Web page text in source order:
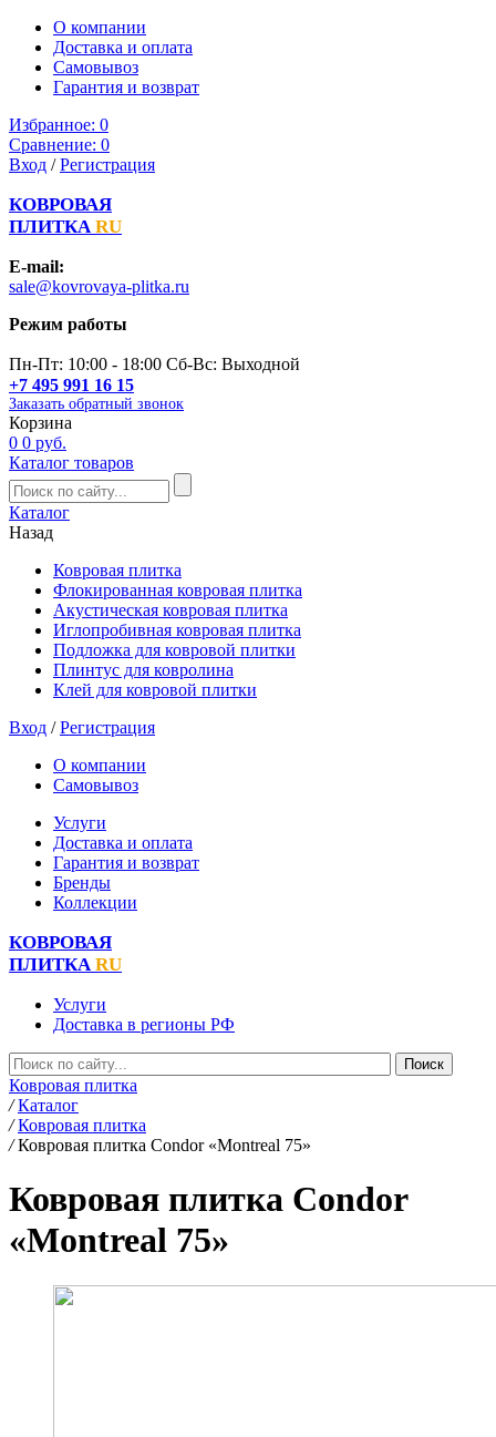
О компании
Доставка и оплата
Самовывоз
Гарантия и возврат
Избранное: 0
Сравнение: 0
Вход /Регистрация
КОВРОВАЯ
ПЛИТКА RU
E-mail:
sale@kovrovaya-plitka.ru
Режим работы
Пн-Пт: 10:00 - 18:00 Сб-Вс: Выходной
+7 495 991 16 15
Заказать обратный звонок
Корзина
0 0 руб.
Каталог товаров
Каталог
Назад
Ковровая плитка
Флокированная ковровая плитка
Акустическая ковровая плитка
Иглопробивная ковровая плитка
Подложка для ковровой плитки
Плинтус для ковролина
Клей для ковровой плитки
Вход /Регистрация
О компании
Самовывоз
Услуги
Доставка и оплата
Гарантия и возврат
Бренды
Коллекции
КОВРОВАЯ
ПЛИТКА RU
Услуги
Доставка в регионы РФ
Ковровая плитка
/ Каталог
/ Ковровая плитка
/ Ковровая плитка Condor «Montreal 75»
Ковровая плитка Condor
«Montreal 75»